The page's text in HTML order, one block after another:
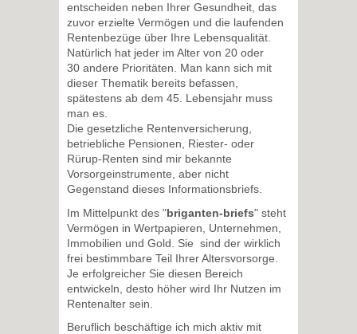
entscheiden neben Ihrer Gesundheit, das
zuvor erzielte Vermögen und die laufenden
Rentenbezüge über Ihre Lebensqualität.
Natürlich hat jeder im Alter von 20 oder
30 andere Prioritäten. Man kann sich mit
dieser Thematik bereits befassen,
spätestens ab dem 45. Lebensjahr muss
man es.
Die gesetzliche Rentenversicherung,
betriebliche Pensionen, Riester- oder
Rürup-Renten sind mir bekannte
Vorsorgeinstrumente, aber nicht
Gegenstand dieses Informationsbriefs.
Im Mittelpunkt des "briganten-briefs" steht
Vermögen in Wertpapieren, Unternehmen,
Immobilien und Gold. Sie sind der wirklich
frei bestimmbare Teil Ihrer Altersvorsorge.
Je erfolgreicher Sie diesen Bereich
entwickeln, desto höher wird Ihr Nutzen im
Rentenalter sein.
Beruflich beschäftige ich mich aktiv mit